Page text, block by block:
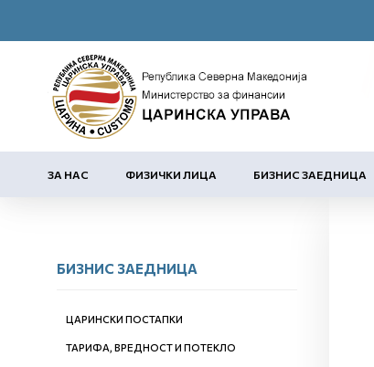
ЗА НАС ФИЗИЧКИ ЛИЦА БИЗНИС ЗАЕДНИЦА
БИЗНИС ЗАЕДНИЦА
ЦАРИНСКИ ПОСТАПКИ
ТАРИФА, ВРЕДНОСТ И ПОТЕКЛО